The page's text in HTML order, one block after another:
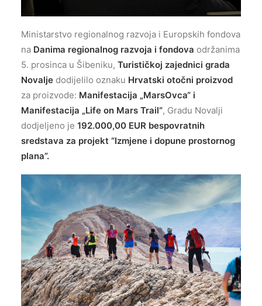
Ministarstvo regionalnog razvoja i Europskih fondova
na Danima regionalnog razvoja i fondova održanima
5. prosinca u Šibeniku, Turističkoj zajednici grada
Novalje dodijelilo oznaku Hrvatski otočni proizvod
za proizvode: Manifestacija „MarsOvca“ i
Manifestacija „Life on Mars Trail“, Gradu Novalji
dodjeljeno je 192.000,00 EUR bespovratnih
sredstava za projekt “Izmjene i dopune prostornog
plana”.